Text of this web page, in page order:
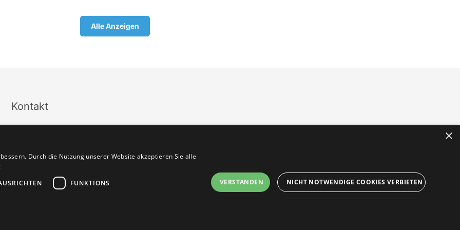
Alle Anzeigen
Kontakt
Telefon: +49 (040) 57254550
Datenschutz
Vertrag widerrufen
Kontrastmodus
aktiveren
×
Durch die Nutzung unserer Website akzeptieren Sie alle
FUNKTIONS VERSTANDEN NICHT NOTWENDIGE COOKIES VERBIETEN